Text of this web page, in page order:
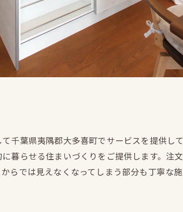
千葉県夷隅郡大多喜町でサービスを提供し
暮らせる住まいづくりをご提供します。注
らでは見えなくなってしまう部分も丁寧な